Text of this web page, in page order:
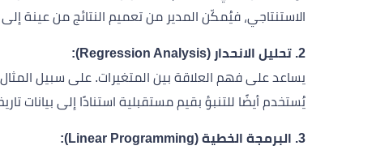
الاستنتاجي، فيُمكّن المدير من تعميم النتائج من عينة
2. تحليل الانحدار (Regression Analysis):
يساعد على فهم العلاقة بين المتغيرات. على سبيل
يُستخدم أيضًا للتنبؤ بقيم مستقبلية استنادًا إلى بيانات
3. البرمجة الخطية (Linear Programming):